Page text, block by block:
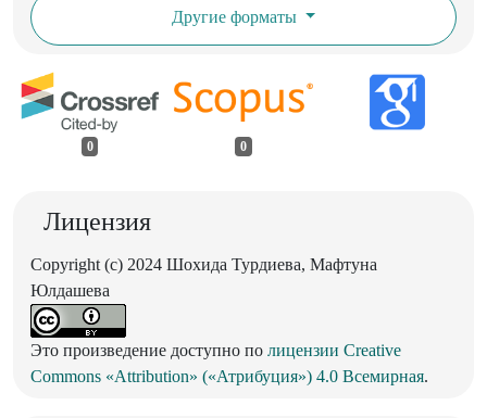
Другие форматы
0 0
Лицензия
Copyright (c) 2024 Шохида Турдиева, Мафтуна
Юлдашева
Это произведение доступно по лицензии Creative
Commons «Attribution» («Атрибуция») 4.0 Всемирная.